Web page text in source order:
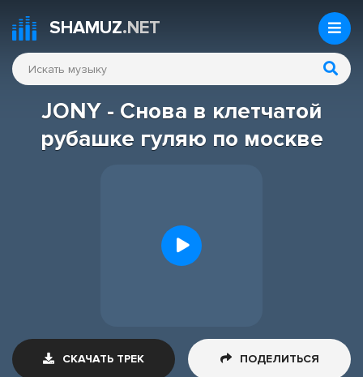
SHAMUZ.NET
JONY - Снова в клетчатой
рубашке гуляю по москве
СКАЧАТЬ ТРЕК ПОДЕЛИТЬСЯ